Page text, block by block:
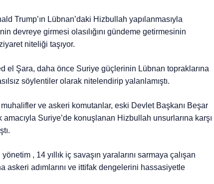
Trump’ın Lübnan’daki Hizbullah yapılanmasıyla
devreye girmesi olasılığını gündeme getirmesinin
niteliği taşıyor.
el Şara, daha önce Suriye güçlerinin Lübnan topraklarına
söylentiler olarak nitelendirip yalanlamıştı.
ve askeri komutanlar, eski Devlet Başkanı Beşar
Suriye’de konuşlanan Hizbullah unsurlarına karşı
, 14 yıllık iç savaşın yaralarını sarmaya çalışan
askeri adımlarını ve ittifak dengelerini hassasiyetle